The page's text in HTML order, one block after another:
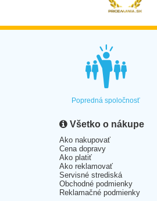
Popredná spoločnosť
Všetko o nákupe
Ako nakupovať
Cena dopravy
Ako platiť
Ako reklamovať
Servisné strediská
Obchodné podmienky
Reklamačné podmienky